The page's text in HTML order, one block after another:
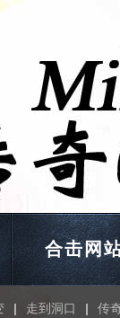
合击网
| 走到洞口 | 传